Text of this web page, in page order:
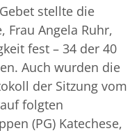
stellte die
Frau Angela Ruhr,
fest – 34 der 40
Auch wurden die
der Sitzung vom
folgten
(PG) Katechese,